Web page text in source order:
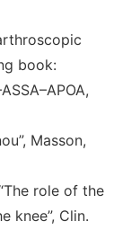
book:
”, Masson,
role of the
knee”, Clin.